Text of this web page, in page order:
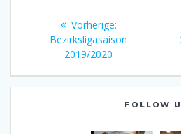
Vorherige:Vorheriger
Beitrag:
Bezirksligasaison
2019/2020
FOLLOW